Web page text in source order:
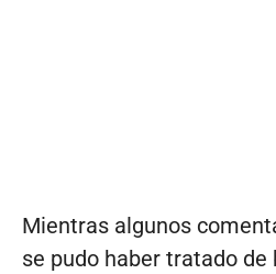
Mientras algunos
se pudo haber tratado de